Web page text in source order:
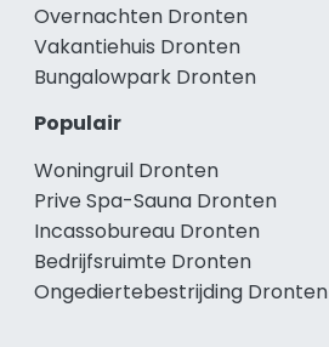
Overnachten Dronten
Vakantiehuis Dronten
Bungalowpark Dronten
Populair
Woningruil Dronten
Prive Spa-Sauna Dronten
Incassobureau Dronten
Bedrijfsruimte Dronten
Ongediertebestrijding Dronten